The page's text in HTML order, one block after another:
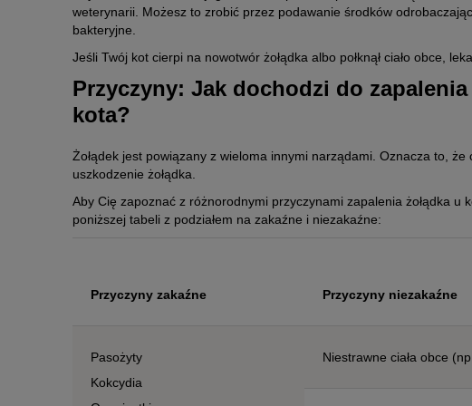
© burdun / stock.adobe.com
Badanie USG pozwala lekarzom zmierzyć grubość ściany błony
weterynarii. Możesz to zrobić przez podawanie środków
bakteryjne.
Jeśli Twój kot cierpi na nowotwór żołądka albo połknął ciało obce,
Przyczyny: Jak dochodzi do zapalenia
kota?
Żołądek jest powiązany z wieloma innymi narządami. Oznacza to,
uszkodzenie żołądka.
Aby Cię zapoznać z różnorodnymi przyczynami zapalenia żołądka u
poniższej tabeli z podziałem na zakaźne i niezakaźne:
Przyczyny zakaźne Przyczyny niezakaźne
Pasożyty
Kokcydia
Niestrawne ciała obce